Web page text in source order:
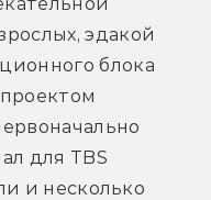
эдакой
блока
для TBS
и несколько